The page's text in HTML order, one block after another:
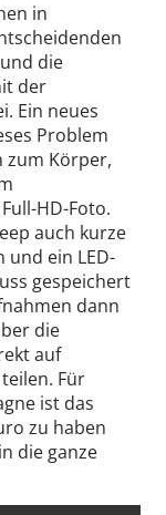
in
die
der
Ein neues
Problem
zum Körper,
HD-Foto.
auch kurze
und ein LED-
gespeichert
dann
die
auf
Für
ist das
zu haben
die ganze